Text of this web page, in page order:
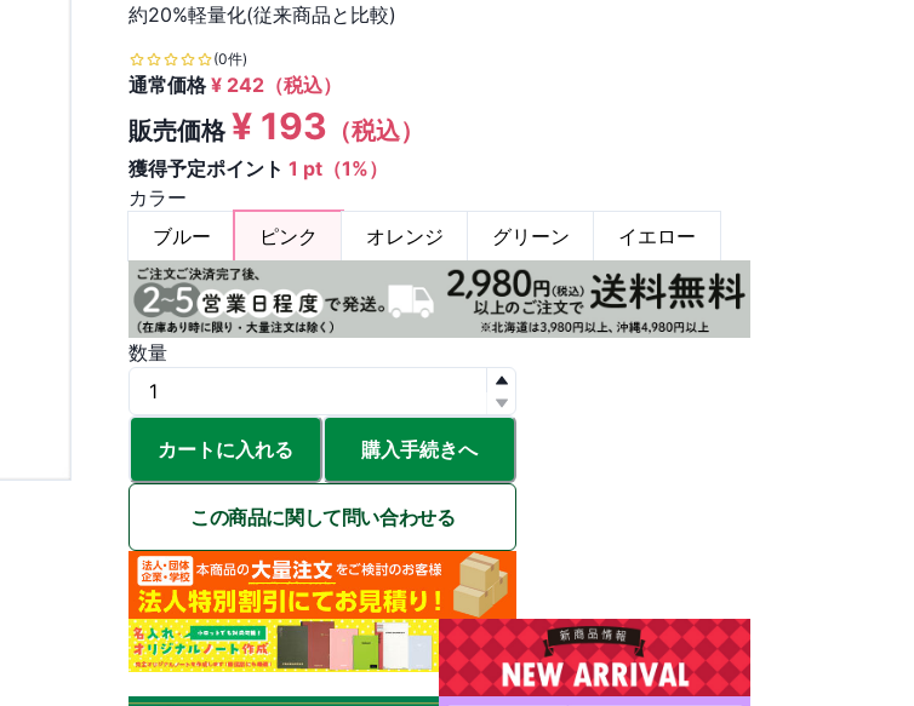
約20%軽量化(従来商品と比較)
(0件)
通常価格¥ 242 （税込）
販売価格¥ 193 （税込）
獲得予定ポイント 1 pt（1%）
カラー
ブルー
ピンク オレンジ グリーン イエロー
数量
カートに入れる 購入手続きへ
この商品に関して問い合わせる